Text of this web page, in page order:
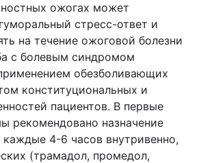
ожогах может
стресс-ответ и
на течение ожоговой болезни
с болевым синдромом
обезболивающих
конституциональных и
пациентов. В первые
рекомендовано назначение
4-6 часов внутривенно,
(трамадол, промедол,